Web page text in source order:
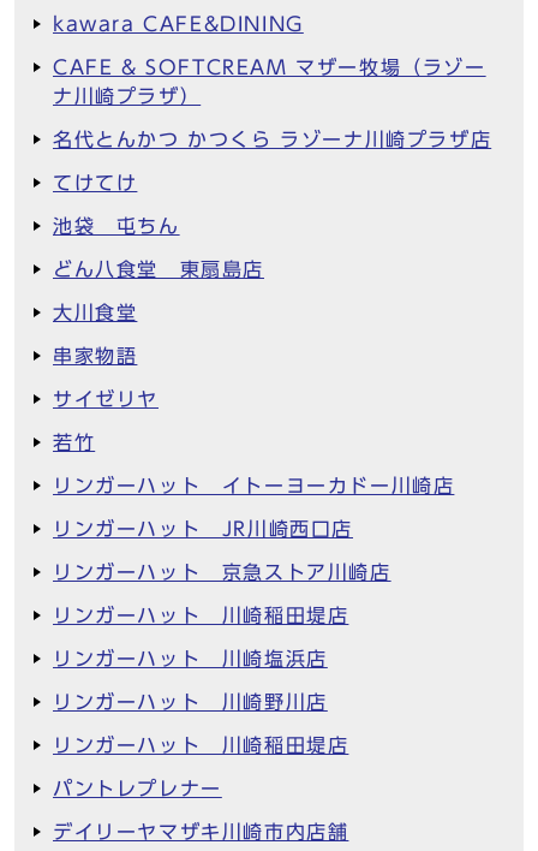
kawara CAFE&DINING
CAFE & SOFTCREAM マザー牧場（ラゾー
ナ川崎プラザ）
名代とんかつ かつくら ラゾーナ川崎プラザ店
てけてけ
池袋 屯ちん
どん八食堂 東扇島店
大川食堂
串家物語
サイゼリヤ
若竹
リンガーハット イトーヨーカドー川崎店
リンガーハット JR川崎西口店
リンガーハット 京急ストア川崎店
リンガーハット 川崎稲田堤店
リンガーハット 川崎塩浜店
リンガーハット 川崎野川店
リンガーハット 川崎稲田堤店
パントレプレナー
デイリーヤマザキ川崎市内店舗